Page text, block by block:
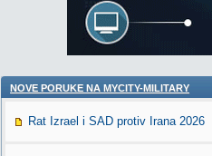
NOVE PORUKE NA MYCITY-MILITARY
Rat Izrael i SAD protiv Irana 2026